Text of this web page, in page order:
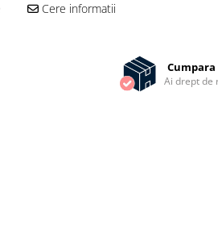
Cere informatii
Cumpara
Ai drept de